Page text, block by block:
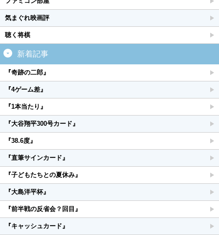
気まぐれ映画評
聴く将棋
新着記事
『奇跡の二郎』
『4ゲーム差』
『1本当たり』
『大谷翔平300号カード』
『38.6度』
『直筆サインカード』
『子どもたちとの夏休み』
『大島洋平杯』
『前半戦の反省会？回目』
『キャッシュカード』